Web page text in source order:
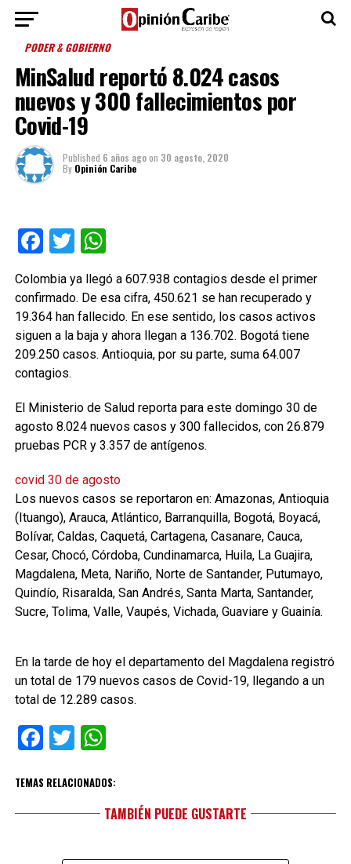
PODER & GOBIERNO
MinSalud reportó 8.024 casos
nuevos y 300 fallecimientos por
Covid-19
Published 6 años agoon 30 agosto, 2020
By Opinión Caribe
Facebook
TwitterWhatsApp
Colombia ya llegó a 607.938 contagios desde el primer
confirmado. De esa cifra, 450.621 se han recuperado y
19.364 han fallecido. En ese sentido, los casos activos
siguen a la baja y ahora llegan a 136.702. Bogotá tiene
209.250 casos. Antioquia, por su parte, suma 64.007
contagios.
El Ministerio de Salud reporta para este domingo 30 de
agosto 8.024 nuevos casos y 300 fallecidos, con 26.879
pruebas PCR y 3.357 de antígenos.
covid 30 de agosto
Los nuevos casos se reportaron en: Amazonas, Antioquia
(Ituango), Arauca, Atlántico, Barranquilla, Bogotá, Boyacá,
Bolívar, Caldas, Caquetá, Cartagena, Casanare, Cauca,
Cesar, Chocó, Córdoba, Cundinamarca, Huila, La Guajira,
Magdalena, Meta, Nariño, Norte de Santander, Putumayo,
Quindío, Risaralda, San Andrés, Santa Marta, Santander,
Sucre, Tolima, Valle, Vaupés, Vichada, Guaviare y Guainía.
En la tarde de hoy el departamento del Magdalena registró
un total de 179 nuevos casos de Covid-19, llegando a un
total de 12.289 casos.
Facebook
TwitterWhatsApp
TEMAS RELACIONADOS:
TAMBIÉN PUEDE GUSTARTE